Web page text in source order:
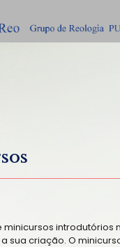
minicursos introdutórios
sua criação. O